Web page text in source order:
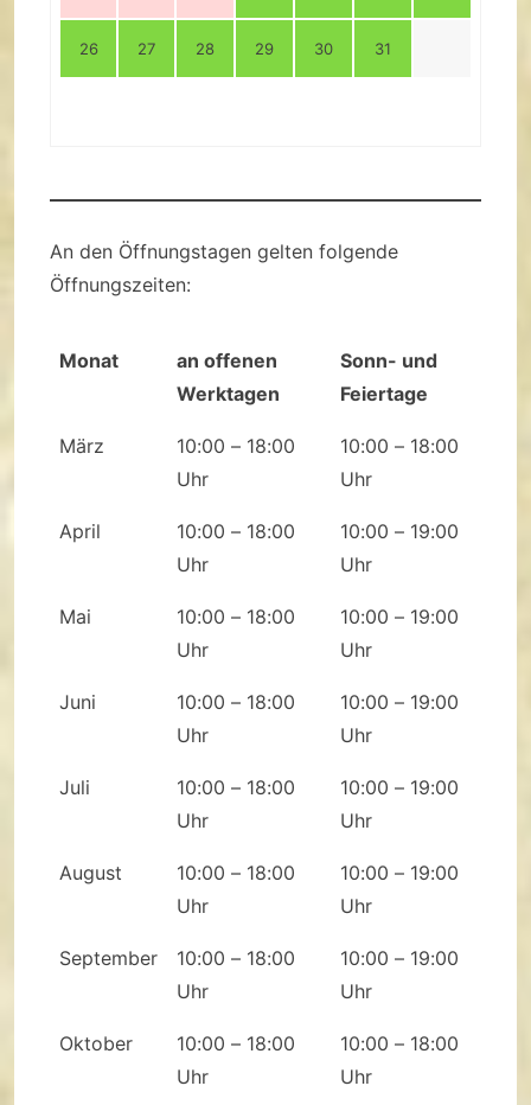
26 27 28 29 30 31
An den Öffnungstagen gelten folgende
Öffnungszeiten:
Monat
an offenen
Werktagen
Sonn- und
Feiertage
März
10:00 – 18:00
Uhr
10:00 – 18:00
Uhr
April
10:00 – 18:00
Uhr
10:00 – 19:00
Uhr
Mai
10:00 – 18:00
Uhr
10:00 – 19:00
Uhr
Juni
10:00 – 18:00
Uhr
10:00 – 19:00
Uhr
Juli
10:00 – 18:00
Uhr
10:00 – 19:00
Uhr
August
10:00 – 18:00
Uhr
10:00 – 19:00
Uhr
September
10:00 – 18:00
Uhr
10:00 – 19:00
Uhr
Oktober
10:00 – 18:00
Uhr
10:00 – 18:00
Uhr